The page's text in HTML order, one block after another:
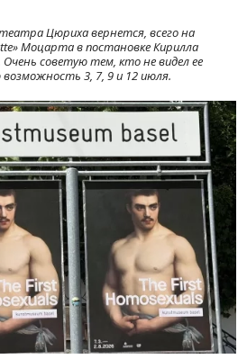
Цюриха вернется, всего на
Моцарта в постановке Кирилла
Очень советую тем, кто не видел ее
3, 7, 9 и 12 июля.